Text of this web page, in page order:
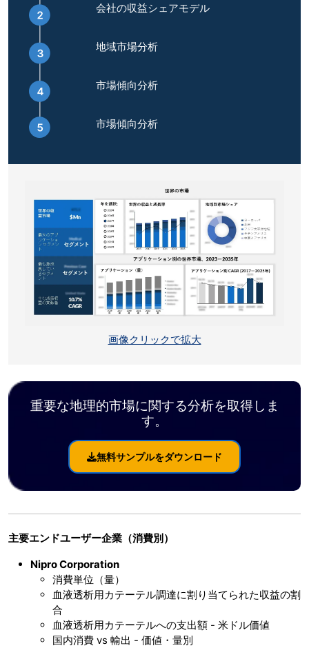
会社の収益シェアモデル
地域市場分析
市場傾向分析
市場傾向分析
画像クリックで拡大
重要な地理的市場に関する分析を取得しま
す。
無料サンプルをダウンロード
主要エンドユーザー企業（消費別）
Nipro Corporation
消費単位（量）
血液透析用カテーテル調達に割り当てられた収益の割
合
血液透析用カテーテルへの支出額 - 米ドル価値
国内消費 vs 輸出 - 価値・量別